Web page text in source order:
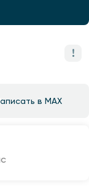
в MAX